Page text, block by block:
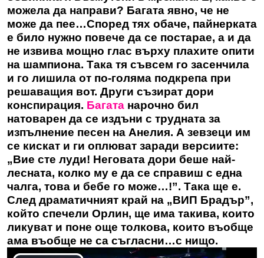
можела да направи? Багата явно, че не
може да пее…Според тях обаче, пайнерката
е било нужно повече да се постарае, а и да
не извива мощно глас върху плахите опити
на шампиона. Така тя съвсем го засенчила
и го лишила от по-голяма подкрепа при
решаващия вот. Други съзират дори
конспирация. Багата нарочно бил
натоварен да се издъни с трудната за
изпълнение песен на Анелия. А зевзеци им
се кискат и ги оплюват заради версиите:
„Вие сте луди! Неговата дори беше най-
лесната, колко му е да се справиш с една
чалга, това и бебе го може…!”. Така ще е.
След драматичният край на „ВИП Брадър”,
който спечели Орлин, ще има такива, които
ликуват и поне още толкова, които въобще
ама въобще не са съгласни…с нищо.